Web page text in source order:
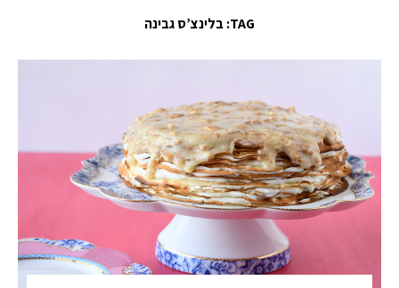
TAG: בלינצ’ס גבינה